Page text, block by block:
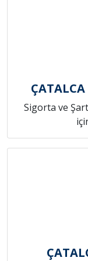
Sigorta ve